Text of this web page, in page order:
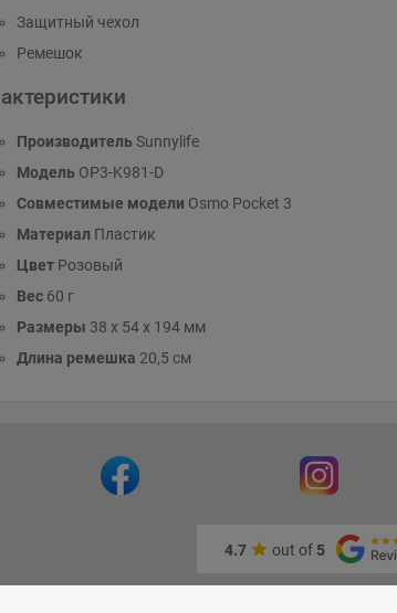
Защитный чехол
Ремешок
ПроизводительSunnylife
МодельOP3-K981-D
Совместимые модели Osmo Pocket 3
Материал Пластик
ЦветРозовый
Вес60 г
Размеры 38 x 54 x 194 мм
Длина ремешка 20,5 см
4.7 out of 5